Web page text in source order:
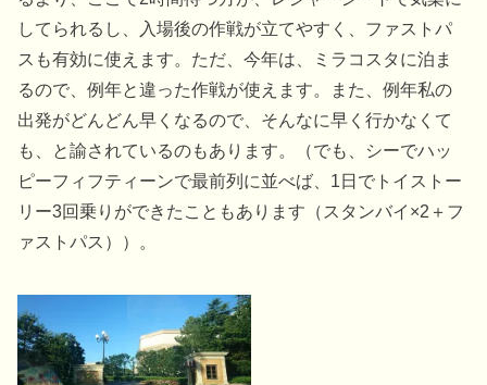
してられるし、入場後の作戦が立てやすく、ファストパ
スも有効に使えます。ただ、今年は、ミラコスタに泊ま
るので、例年と違った作戦が使えます。また、例年私の
出発がどんどん早くなるので、そんなに早く行かなくて
も、と諭されているのもあります。（でも、シーでハッ
ピーフィフティーンで最前列に並べば、1日でトイストー
リー3回乗りができたこともあります（スタンバイ×2＋フ
ァストパス））。